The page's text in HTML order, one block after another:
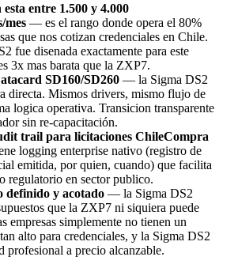
entre 1.500 y 4.000
mes — es el rango donde opera el 80%
que nos cotizan credenciales en Chile.
fue disenada exactamente para este
3x mas barata que la ZXP7.
SD160/SD260 — la Sigma DS2
directa. Mismos drivers, mismo flujo de
logica operativa. Transicion transparente
sin re-capacitación.
trail para licitaciones ChileCompra
logging enterprise nativo (registro de
emitida, por quien, cuando) que facilita
regulatorio en sector publico.
definido y acotado — la Sigma DS2
que la ZXP7 ni siquiera puede
empresas simplemente no tienen un
alto para credenciales, y la Sigma DS2
profesional a precio alcanzable.